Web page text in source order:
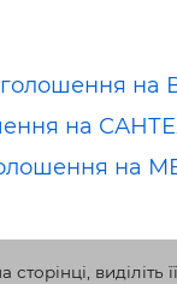
на
на
на
виділіть її